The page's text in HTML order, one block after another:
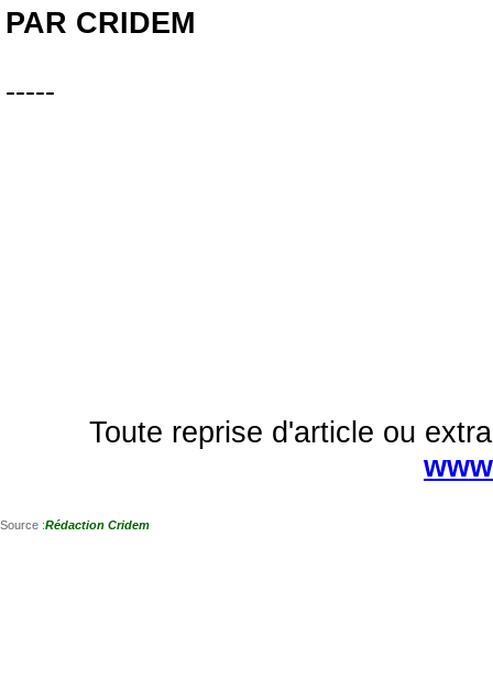
PAR CRIDEM
-----
Toute reprise d'article ou
Source :Rédaction Cridem